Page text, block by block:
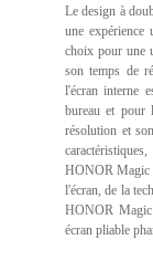
Le design à
une expérience
choix pour une
son temps de
l'écran interne
bureau et pour
résolution et
HONOR Magic
l'écran, de la
HONOR
écran pliable